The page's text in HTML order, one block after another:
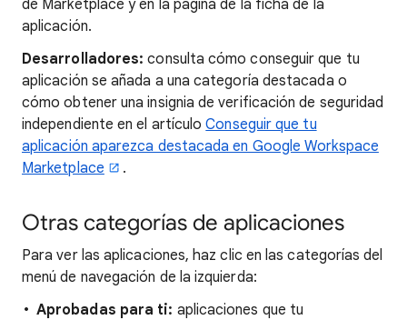
de Marketplace y en la página de la ficha de la
aplicación.
Desarrolladores: consulta cómo conseguir que tu
aplicación se añada a una categoría destacada o
cómo obtener una insignia de verificación de seguridad
independiente en el artículoConseguir que tu
aplicación aparezca destacada en Google Workspace
Marketplace
.
Otras categorías de aplicaciones
Para ver las aplicaciones, haz clic en las categorías del
menú de navegación de la izquierda:
Aprobadas para ti: aplicaciones que tu